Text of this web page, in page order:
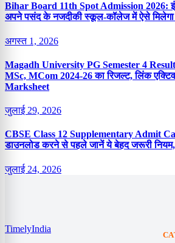
Bihar Board 11th Spot Admission 2026:
अपने पसंद के नजदीकी स्कूल-कॉलेज में ऐसे मिलेगा
अगस्त 1, 2026
Magadh University PG Semester 4
MSc, MCom 2024-26 का रिजल्ट, लिंक
Marksheet
जुलाई 29, 2026
CBSE Class 12 Supplementary Admit
डाउनलोड करने से पहले जानें ये बेहद जरूरी नियम,
जुलाई 24, 2026
TimelyIndia